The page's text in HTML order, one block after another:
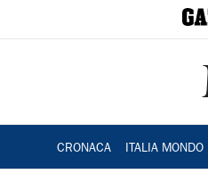
CRONACA ITALIA MONDO